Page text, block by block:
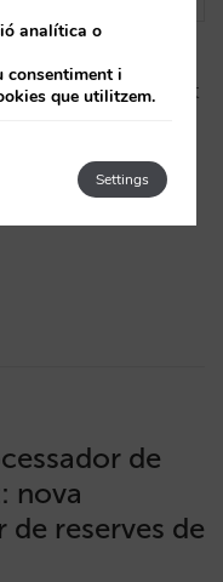
el control de la
hostes i optimitzat
impulsant la
de
nova
reserves de
analítica o
consentiment i
que utilitzem.
Settings